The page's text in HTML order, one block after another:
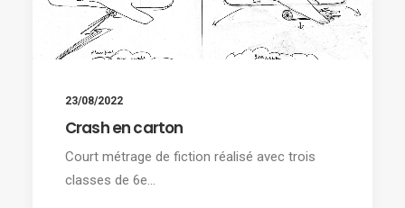
23/08/2022
Crash en carton
Court métrage de fiction réalisé avec trois
classes de 6e…